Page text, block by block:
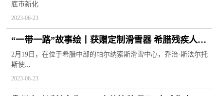
底市新化
2023-06-23
“一带一路”故事绘丨获赠定制滑雪器 希腊残疾人运
动员的梦想不再遥远-焦点观察
2月19日，在位于希腊中部的帕尔纳索斯滑雪中心，乔治·斯法尔托
斯使...
2023-06-23